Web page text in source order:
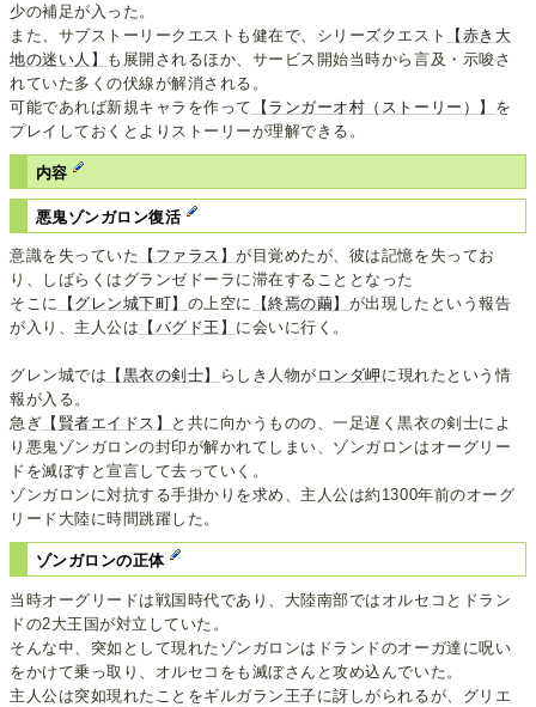
少の補足が入った。
また、サブストーリークエストも健在で、シリーズクエスト
【赤き大
地の迷い人】
も展開されるほか、サービス開始当時から言及・示唆さ
れていた多くの伏線が解消される。
可能であれば新規キャラを作って
【ランガーオ村（ストーリー）】 を
プレイしておくとよりストーリーが理解できる。
内容
悪鬼ゾンガロン復活
意識を失っていた 【ファラス】が目覚めたが、彼は記憶を失ってお
り、しばらくはグランゼドーラに滞在することとなった
そこに
【グレン城下町】 の上空に 【終焉の繭】 が出現したという報告
が入り、主人公は 【バグド王】 に会いに行く。
グレン城では 【黒衣の剣士】 らしき人物が ロンダ岬 に現れたという情
報が入る。
急ぎ 【賢者エイドス】
と共に向かうものの、一足遅く黒衣の剣士によ
り悪鬼ゾンガロンの封印が解かれてしまい、ゾンガロンはオーグリー
ドを滅ぼすと宣言して去っていく。
ゾンガロンに対抗する手掛かりを求め、主人公は約1300年前のオーグ
リード大陸に時間跳躍した。
ゾンガロンの正体
当時オーグリードは戦国時代であり、大陸南部ではオルセコとドラン
ドの2大王国が対立していた。
そんな中、突如として現れたゾンガロンはドランドのオーガ達に呪い
をかけて乗っ取り、オルセコをも滅ぼさんと攻め込んでいた。
主人公は突如現れたことをギルガラン王子に訝しがられるが、グリエ